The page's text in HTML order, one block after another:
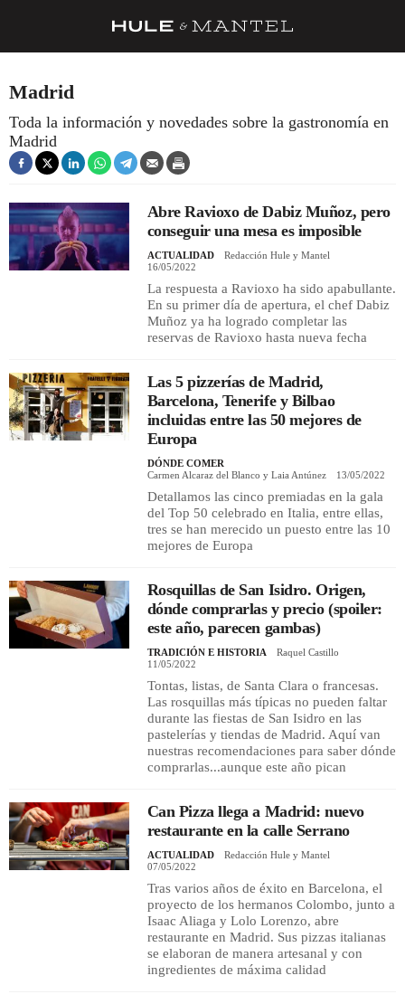
DESPENSA
BARRAS Y ESTRELLAS
DÓNDE COMER
ÍDOLOS DE MESAS
A CUCHILLO
INICIAR SESIÓN
Madrid
Toda la información y novedades sobre la gastronomía en
Madrid
Abre Ravioxo de Dabiz Muñoz, pero
conseguir una mesa es imposible
ACTUALIDAD
Redacción Hule y Mantel
16/05/2022
La respuesta a Ravioxo ha sido apabullante.
En su primer día de apertura, el chef Dabiz
Muñoz ya ha logrado completar las
reservas de Ravioxo hasta nueva fecha
Las 5 pizzerías de Madrid,
Barcelona, Tenerife y Bilbao
incluidas entre las 50 mejores de
Europa
DÓNDE COMER
Carmen Alcaraz del Blanco y Laia Antúnez
13/05/2022
Detallamos las cinco premiadas en la gala
del Top 50 celebrado en Italia, entre ellas,
tres se han merecido un puesto entre las 10
mejores de Europa
Rosquillas de San Isidro. Origen,
dónde comprarlas y precio (spoiler:
este año, parecen gambas)
TRADICIÓN E HISTORIA
Raquel Castillo
11/05/2022
Tontas, listas, de Santa Clara o francesas.
Las rosquillas más típicas no pueden faltar
durante las fiestas de San Isidro en las
pastelerías y tiendas de Madrid. Aquí van
nuestras recomendaciones para saber dónde
comprarlas...aunque este año pican
Can Pizza llega a Madrid: nuevo
restaurante en la calle Serrano
ACTUALIDAD
Redacción Hule y Mantel
07/05/2022
Tras varios años de éxito en Barcelona, el
proyecto de los hermanos Colombo, junto a
Isaac Aliaga y Lolo Lorenzo, abre
restaurante en Madrid. Sus pizzas italianas
se elaboran de manera artesanal y con
ingredientes de máxima calidad